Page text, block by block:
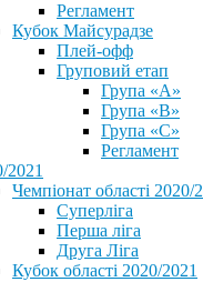
Регламент
Кубок Майсурадзе
Плей-офф
Груповий етап
Група «А»
Група «B»
Група «C»
Регламент
2021
Чемпіонат області 2020/
Суперліга
Перша ліга
Друга Ліга
Кубок області 2020/2021